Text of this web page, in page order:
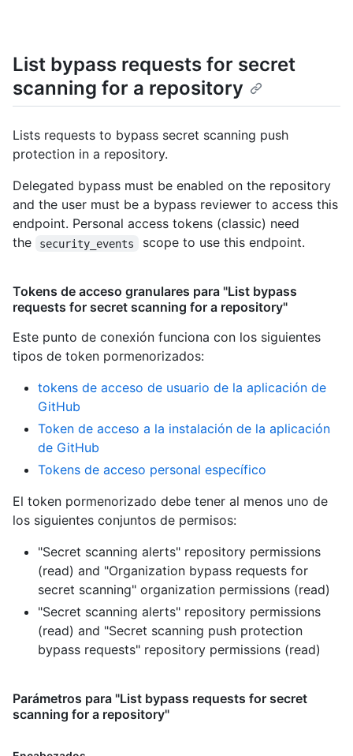
List bypass requests for secret
scanning for a repository
Lists requests to bypass secret scanning push
protection in a repository.
Delegated bypass must be enabled on the repository
and the user must be a bypass reviewer to access this
endpoint. Personal access tokens (classic) need
the
security_events scope to use this endpoint.
Tokens de acceso granulares para "List bypass
requests for secret scanning for a repository"
Este punto de conexión funciona con los siguientes
tipos de token pormenorizados:
tokens de acceso de usuario de la aplicación de
GitHub
Token de acceso a la instalación de la aplicación
de GitHub
Tokens de acceso personal específico
El token pormenorizado debe tener al menos uno de
los siguientes conjuntos de permisos:
"Secret scanning alerts" repository permissions
(read) and "Organization bypass requests for
secret scanning" organization permissions (read)
"Secret scanning alerts" repository permissions
(read) and "Secret scanning push protection
bypass requests" repository permissions (read)
Parámetros para "List bypass requests for secret
scanning for a repository"